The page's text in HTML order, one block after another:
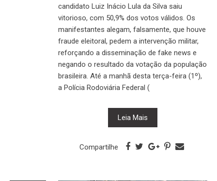
candidato Luiz Inácio Lula da Silva saiu
vitorioso, com 50,9% dos votos válidos. Os
manifestantes alegam, falsamente, que houve
fraude eleitoral, pedem a intervenção militar,
reforçando a disseminação de fake news e
negando o resultado da votação da população
brasileira. Até a manhã desta terça-feira (1º),
a Polícia Rodoviária Federal (
Leia Mais
Compartilhe